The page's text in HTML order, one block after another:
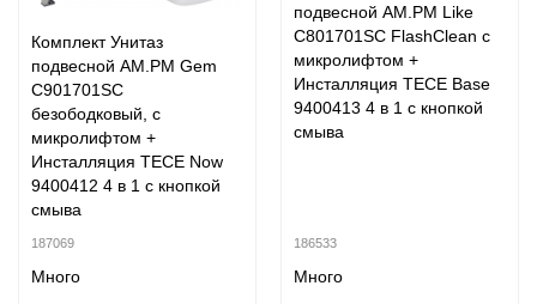
Комплект Унитаз
подвесной AM.PM Gem
C901701SC
безободковый, с
микролифтом +
Инсталляция TECE Now
9400412 4 в 1 с кнопкой
смыва
187069
Много
подвесной AM.PM Like
C801701SC FlashClean с
микролифтом +
Инсталляция TECE Base
9400413 4 в 1 с кнопкой
смыва
186533
Много